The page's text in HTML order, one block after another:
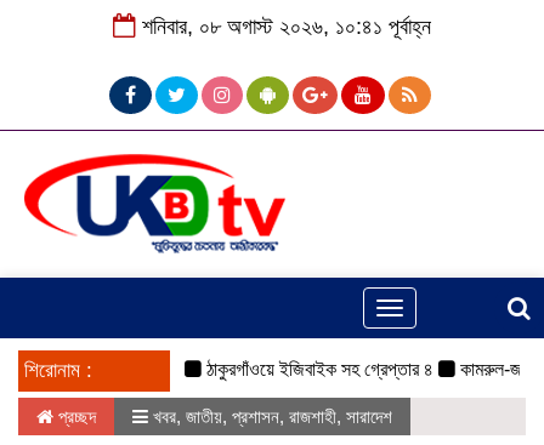
শনিবার, ০৮ অগাস্ট ২০২৬, ১০:৪১ পূর্বাহ্ন
Toggle
navigation
শিরোনাম : ঠাকুরগাঁওয়ে ইজিবাইক সহ গ্রেপ্তার ৪ কামরুল-জসিম
প্রচ্ছদ খবর, জাতীয়, প্রশাসন, রাজশাহী, সারাদেশ